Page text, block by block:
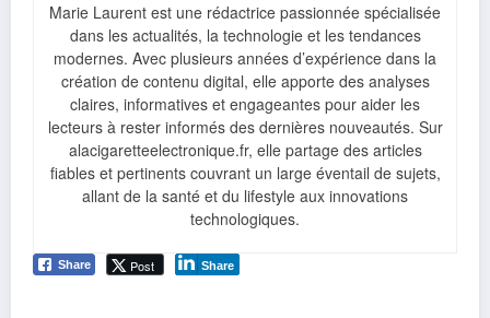
Marie Laurent est une rédactrice passionnée spécialisée
dans les actualités, la technologie et les tendances
modernes. Avec plusieurs années d’expérience dans la
création de contenu digital, elle apporte des analyses
claires, informatives et engageantes pour aider les
lecteurs à rester informés des dernières nouveautés. Sur
alacigaretteelectronique.fr, elle partage des articles
fiables et pertinents couvrant un large éventail de sujets,
allant de la santé et du lifestyle aux innovations
technologiques.
Share Post Share